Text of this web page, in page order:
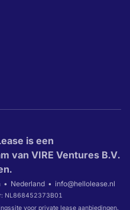
is een
van VIRE Ventures B.V.
Nederland info@hellolease.nl
NL868452373B01
voor private lease aanbiedingen.